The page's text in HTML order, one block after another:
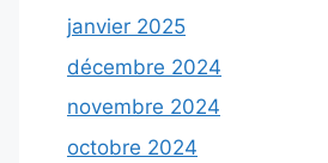
janvier 2025
décembre 2024
novembre 2024
octobre 2024